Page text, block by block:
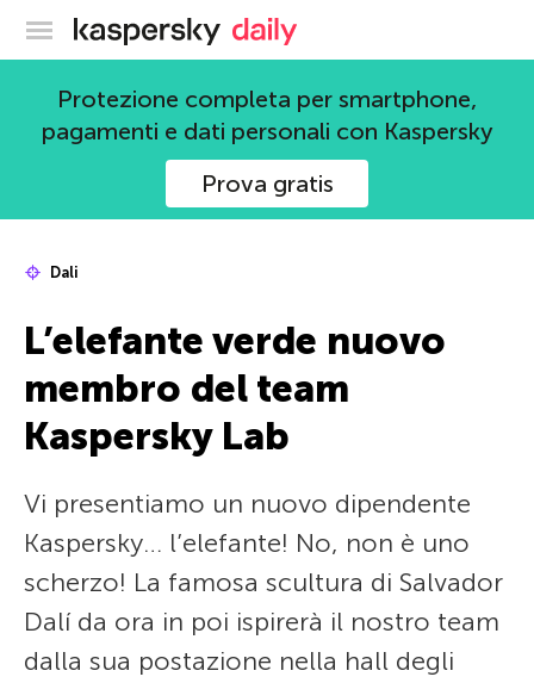
Blog ufficiale di Kaspersky
Protezione completa per smartphone,
pagamenti e dati personali con Kaspersky
Prova gratis
Dali
L’elefante verde nuovo
membro del team
Kaspersky Lab
Vi presentiamo un nuovo dipendente
Kaspersky… l’elefante! No, non è uno
scherzo! La famosa scultura di Salvador
Dalí da ora in poi ispirerà il nostro team
dalla sua postazione nella hall degli